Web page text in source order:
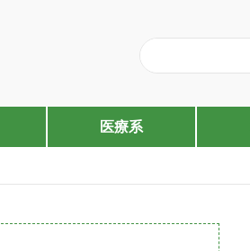
医療系